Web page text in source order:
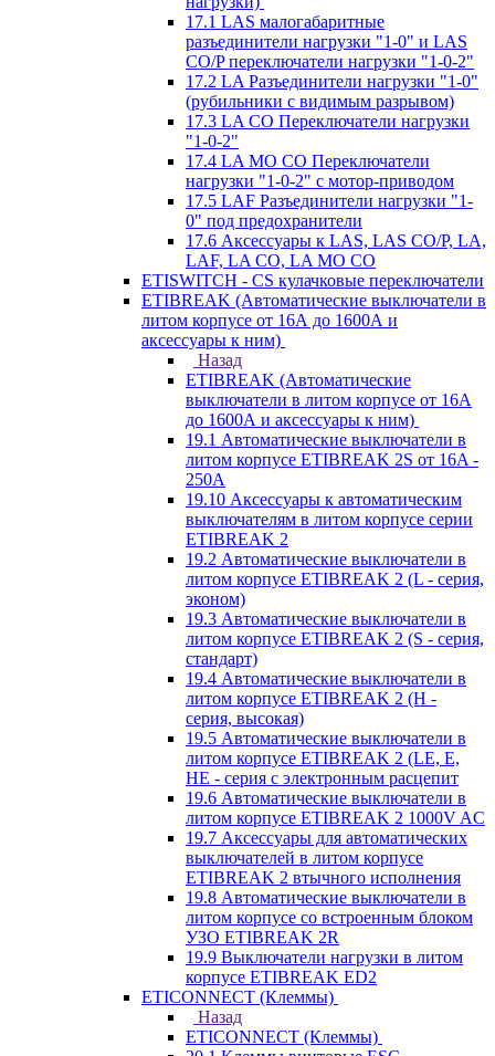
17.1 LAS малогабаритные
разъединители нагрузки "1-0" и LAS
CO/P переключатели нагрузки "1-0-2"
17.2 LA Разъединители нагрузки "1-0"
(рубильники с видимым разрывом)
17.3 LA CO Переключатели нагрузки
"1-0-2"
17.4 LA MO CO Переключатели
нагрузки "1-0-2" с мотор-приводом
17.5 LAF Разъединители нагрузки "1-
0" под предохранители
17.6 Аксессуары к LAS, LAS CO/P, LA,
LAF, LA CO, LA MO CO
ETISWITCH - CS кулачковые переключатели
ETIBREAK (Автоматические выключатели в
литом корпусе от 16А до 1600А и
аксессуары к ним)
Назад
ETIBREAK (Автоматические
выключатели в литом корпусе от 16А
до 1600А и аксессуары к ним)
19.1 Автоматические выключатели в
литом корпусе ETIBREAK 2S от 16A -
250A
19.10 Аксессуары к автоматическим
выключателям в литом корпусе серии
ETIBREAK 2
19.2 Автоматические выключатели в
литом корпусе ETIBREAK 2 (L - серия,
эконом)
19.3 Автоматические выключатели в
литом корпусе ETIBREAK 2 (S - серия,
стандарт)
19.4 Автоматические выключатели в
литом корпусе ETIBREAK 2 (H -
серия, высокая)
19.5 Автоматические выключатели в
литом корпусе ETIBREAK 2 (LE, E,
HE - серия с электронным расцепит
19.6 Автоматические выключатели в
литом корпусе ETIBREAK 2 1000V AC
19.7 Аксессуары для автоматических
выключателей в литом корпусе
ETIBREAK 2 втычного исполнения
19.8 Автоматические выключатели в
литом корпусе со встроенным блоком
УЗО ETIBREAK 2R
19.9 Выключатели нагрузки в литом
корпусе ETIBREAK ED2
ETICONNECT (Клеммы)
Назад
ETICONNECT (Клеммы)